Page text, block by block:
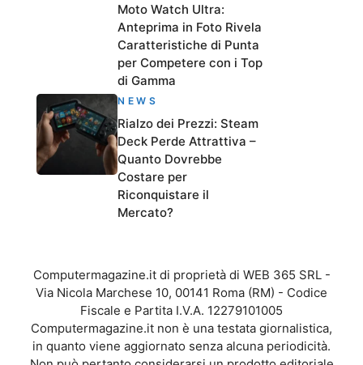
Moto Watch Ultra:
Anteprima in Foto Rivela
Caratteristiche di Punta
per Competere con i Top
di Gamma
NEWS
Rialzo dei Prezzi: Steam
Deck Perde Attrattiva –
Quanto Dovrebbe
Costare per
Riconquistare il
Mercato?
Computermagazine.it di proprietà di WEB 365 SRL -
Via Nicola Marchese 10, 00141 Roma (RM) - Codice
Fiscale e Partita I.V.A. 12279101005
Computermagazine.it non è una testata giornalistica,
in quanto viene aggiornato senza alcuna periodicità.